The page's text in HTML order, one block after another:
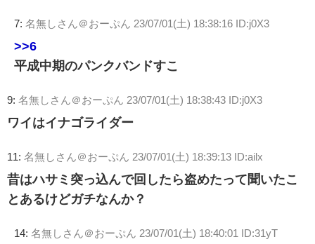
7: 名無しさん＠おーぷん 23/07/01(土) 18:38:16 ID:j0X3
>>6
平成中期のパンクバンドすこ
9: 名無しさん＠おーぷん 23/07/01(土) 18:38:43 ID:j0X3
ワイはイナゴライダー
11: 名無しさん＠おーぷん 23/07/01(土) 18:39:13 ID:ailx
昔はハサミ突っ込んで回したら盗めたって聞いたこ
とあるけどガチなんか？
14: 名無しさん＠おーぷん 23/07/01(土) 18:40:01 ID:31yT